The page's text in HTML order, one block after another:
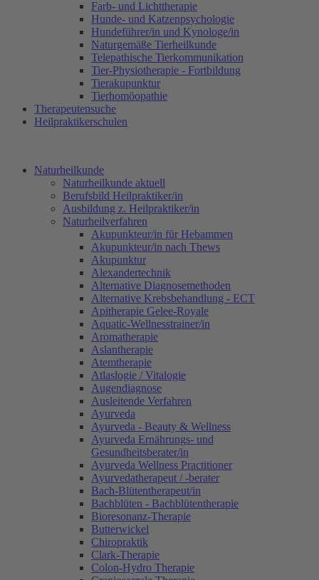
Farb- und Lichttherapie
Hunde- und Katzenpsychologie
Hundeführer/in und Kynologe/in
Naturgemäße Tierheilkunde
Telepathische Tierkommunikation
Tier-Physiotherapie - Fortbildung
Tierakupunktur
Tierhomöopathie
Therapeutensuche
Heilpraktikerschulen
Naturheilkunde
Naturheilkunde aktuell
Berufsbild Heilpraktiker/in
Ausbildung z. Heilpraktiker/in
Naturheilverfahren
Akupunkteur/in für Hebammen
Akupunkteur/in nach Thews
Akupunktur
Alexandertechnik
Alternative Diagnosemethoden
Alternative Krebsbehandlung - ECT
Apitherapie Gelee-Royale
Aquatic-Wellnesstrainer/in
Aromatherapie
Aslantherapie
Atemtherapie
Atlaslogie / Vitalogie
Augendiagnose
Ausleitende Verfahren
Ayurveda
Ayurveda - Beauty & Wellness
Ayurveda Ernährungs- und
Gesundheitsberater/in
Ayurveda Wellness Practitioner
Ayurvedatherapeut / -berater
Bach-Blütentherapeut/in
Bachblüten - Bachblütentherapie
Bioresonanz-Therapie
Butterwickel
Chiropraktik
Clark-Therapie
Colon-Hydro Therapie